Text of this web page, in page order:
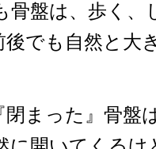
骨盤は、歩く、
でも自然と大
閉まった』骨盤